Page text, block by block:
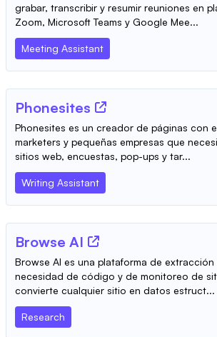
grabar, transcribir y resumir reuniones en
Zoom, Microsoft Teams y Google Mee...
Meeting Assistant
Phonesites
Phonesites es un creador de páginas con
marketers y pequeñas empresas que
sitios web, encuestas, pop-ups y tar...
Writing Assistant
Browse AI
Browse AI es una plataforma de
necesidad de código y de monitoreo de
convierte cualquier sitio en datos estruct...
Research